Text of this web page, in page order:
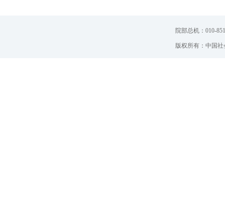
院部总机：010-
版权所有：中国